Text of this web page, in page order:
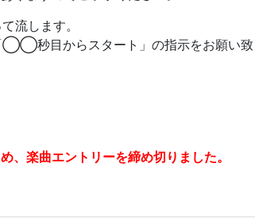
流します。
◯◯秒目からスタート」の指示をお願い致
、楽曲エントリーを締め切りました。